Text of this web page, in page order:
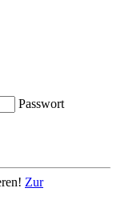
Passwort
Zur